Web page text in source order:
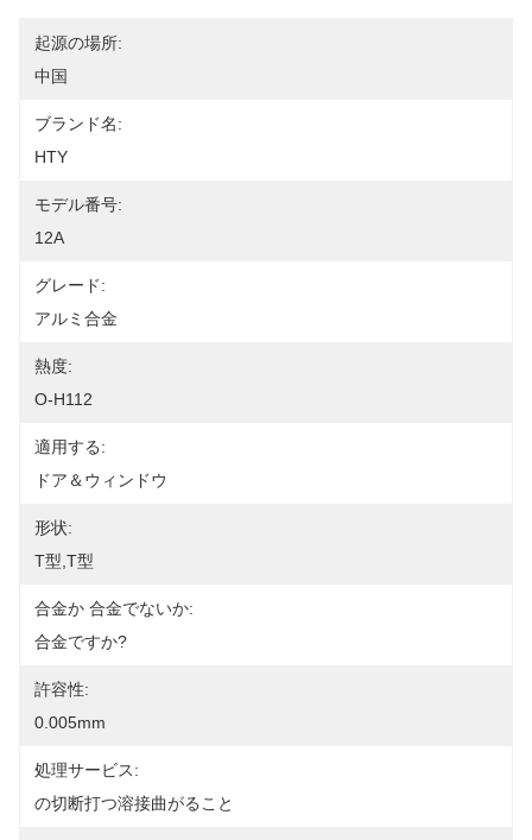
起源の場所:
中国
ブランド名:
HTY
モデル番号:
12A
グレード:
アルミ合金
熱度:
O-H112
適用する:
ドア＆ウィンドウ
形状:
T型,T型
合金か 合金でないか:
合金ですか?
許容性:
0.005mm
処理サービス:
の切断打つ溶接曲がること